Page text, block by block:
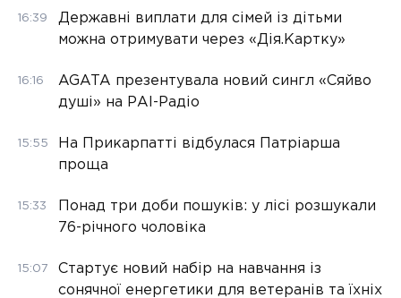
16:39
Державні виплати для сімей із дітьми
можна отримувати через «Дія.Картку»
16:16
AGATA презентувала новий сингл «Сяйво
душі» на РАІ-Радіо
15:55
На Прикарпатті відбулася Патріарша
проща
15:33
Понад три доби пошуків: у лісі розшукали
76-річного чоловіка
15:07
Стартує новий набір на навчання із
сонячної енергетики для ветеранів та їхніх